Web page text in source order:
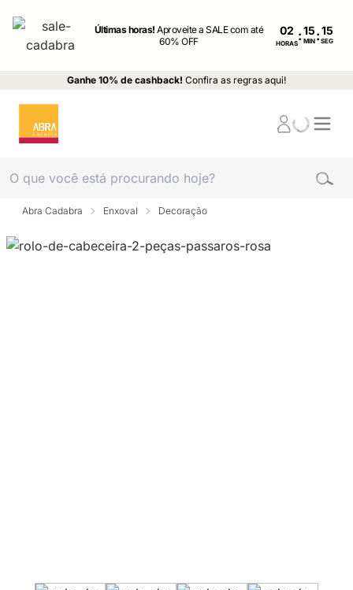
Últimas horas!Aproveite a SALE com até
60% OFF
02
HORAS: MIN : SEG
Ganhe 10% de cashback! Confira as regras aqui!
Abra Cadabra Enxoval Decoração